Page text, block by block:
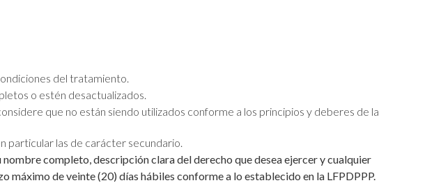
del tratamiento.
o estén desactualizados.
que no están siendo utilizados conforme a los principios y deberes de la
particular las de carácter secundario.
completo, descripción clara del derecho que desea ejercer y cualquier
máximo de veinte (20) días hábiles conforme a lo establecido en la LFPDPPP.